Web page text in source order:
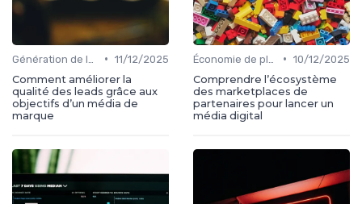
• 11/12/2025
Comment améliorer la
qualité des leads grâce aux
objectifs d’un média de
marque
• 10/12/2025
Comprendre l’écosystème
des marketplaces de
partenaires pour lancer un
média digital